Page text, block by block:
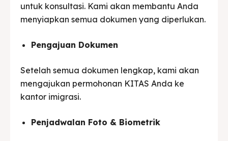
untuk konsultasi. Kami akan membantu Anda
menyiapkan semua dokumen yang diperlukan.
Pengajuan Dokumen
Setelah semua dokumen lengkap, kami akan
mengajukan permohonan KITAS Anda ke
kantor imigrasi.
Penjadwalan Foto & Biometrik